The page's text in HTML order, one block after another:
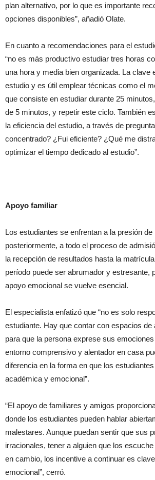
plan alternativo, por lo que es importante
opciones disponibles”, añadió Olate.
En cuanto a recomendaciones para el
“no es más productivo estudiar tres horas
una hora y media bien organizada. La clave
estudio y es útil emplear técnicas como el
que consiste en estudiar durante 25
de 5 minutos, y repetir este ciclo. También
la eficiencia del estudio, a través de
concentrado? ¿Fui eficiente? ¿Qué me
optimizar el tiempo dedicado al estudio”.
Apoyo familiar
Los estudiantes se enfrentan a la presión
posteriormente, a todo el proceso de
la recepción de resultados hasta la
período puede ser abrumador y estresante,
apoyo emocional se vuelve esencial.
El especialista enfatizó que “no es solo
estudiante. Hay que contar con espacios de
para que la persona exprese sus
entorno comprensivo y alentador en casa
diferencia en la forma en que los
académica y emocional”.
“El apoyo de familiares y amigos
donde los estudiantes pueden hablar
malestares. Aunque puedan sentir que sus
irracionales, tener a alguien que los
en cambio, los incentive a continuar es
emocional”, cerró.